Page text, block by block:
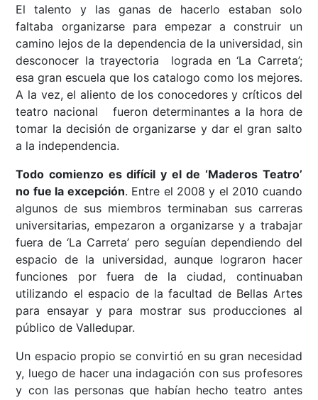
El talento y las ganas de hacerlo estaban solo
faltaba organizarse para empezar a construir un
camino lejos de la dependencia de la universidad, sin
desconocer la trayectoria lograda en ‘La Carreta’;
esa gran escuela que los catalogo como los mejores.
A la vez, el aliento de los conocedores y críticos del
teatro nacional fueron determinantes a la hora de
tomar la decisión de organizarse y dar el gran salto
a la independencia.
Todo comienzo es difícil y el de ‘Maderos Teatro’
no fue la excepción. Entre el 2008 y el 2010 cuando
algunos de sus miembros terminaban sus carreras
universitarias, empezaron a organizarse y a trabajar
fuera de ‘La Carreta’ pero seguían dependiendo del
espacio de la universidad, aunque lograron hacer
funciones por fuera de la ciudad, continuaban
utilizando el espacio de la facultad de Bellas Artes
para ensayar y para mostrar sus producciones al
público de Valledupar.
Un espacio propio se convirtió en su gran necesidad
y, luego de hacer una indagación con sus profesores
y con las personas que habían hecho teatro antes